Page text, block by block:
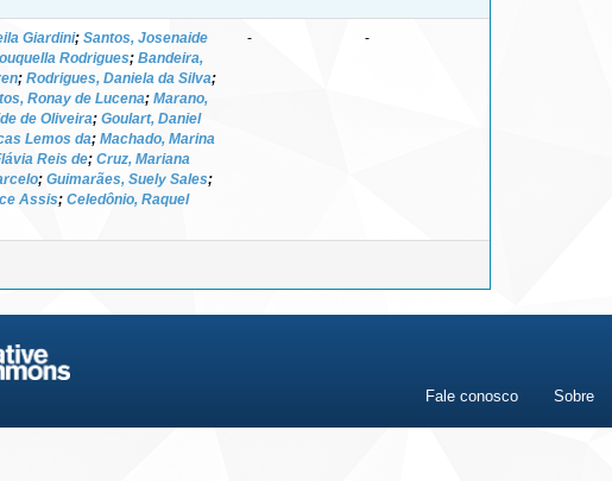
Giardini; Santos, Josenaide
Rodrigues; Bandeira,
; Rodrigues, Daniela da Silva;
Ronay de Lucena; Marano,
de Oliveira; Goulart, Daniel
Lemos da; Machado, Marina
Reis de; Cruz, Mariana
; Guimarães, Suely Sales;
Assis; Celedônio, Raquel
- -
Fale conosco Sobre